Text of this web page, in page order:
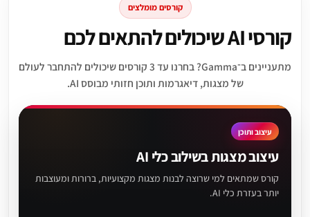
קורסים מומלצים
קורסי AI שיכולים להתאים לכם
מתעניינים ב־Gamma? בחרנו עד 3 קורסים שיכולים להתחבר לעולם
של מצגות, דיאגרמות ותוכן חזותי מבוסס AI.
עיצוב ותוכן
עיצוב מצגות בשילוב כלי AI
קורס שמתאים למי שרוצה לבנות מצגות מקצועיות, ברורות ומעוצבות
יותר בעזרת כלי AI.